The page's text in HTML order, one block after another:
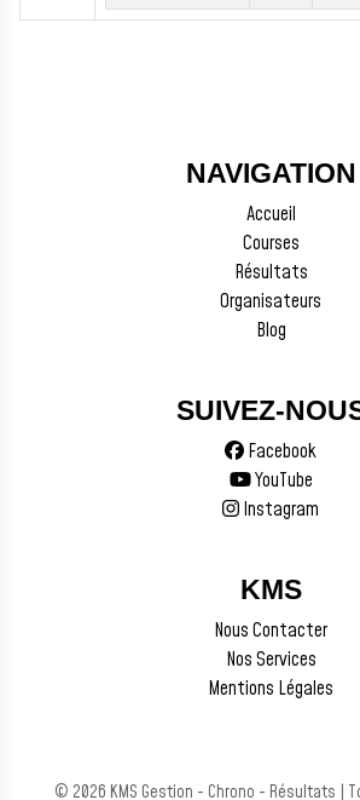
NAVIGATION
Accueil
Courses
Résultats
Organisateurs
Blog
SUIVEZ-
Facebook
YouTube
Instagram
KMS
Nous Contacter
Nos Services
Mentions Légales
© 2026 KMS Gestion - Chrono - Résultats |